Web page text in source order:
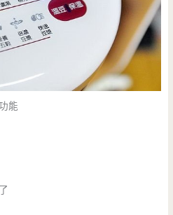
能